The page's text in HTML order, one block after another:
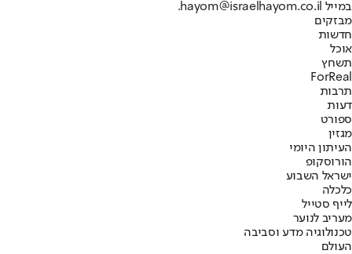
במייל hayom@israelhayom.co.il.
מבזקים
חדשות
אוכל
תשחץ
ForReal
תרבות
דעות
ספורט
מגזין
העיתון היומי
הורוסקופ
ישראל השבוע
כלכלה
לייף סטייל
מעריב לנוער
טכנולוגיה מדע וסביבה
העולם